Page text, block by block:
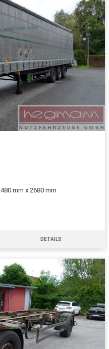
mm x 2680 mm
DETAILS